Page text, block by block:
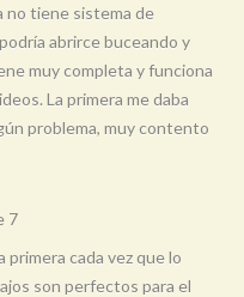
no tiene sistema de
abrirce buceando y
muy completa y funciona
La primera me daba
problema, muy contento
7
primera cada vez que lo
son perfectos para el